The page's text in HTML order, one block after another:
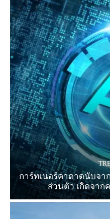
การ์ทเนอร์คาดาดนับจา
ส่วนตัว เกิดจาก